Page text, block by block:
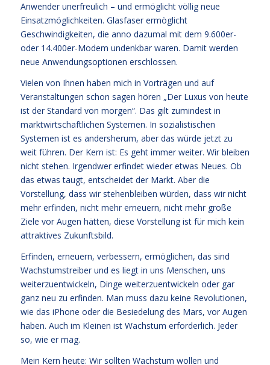
Anwender unerfreulich – und ermöglicht völlig neue
Einsatzmöglichkeiten. Glasfaser ermöglicht
Geschwindigkeiten, die anno dazumal mit dem 9.600er-
oder 14.400er-Modem undenkbar waren. Damit werden
neue Anwendungsoptionen erschlossen.
Vielen von Ihnen haben mich in Vorträgen und auf
Veranstaltungen schon sagen hören „Der Luxus von heute
ist der Standard von morgen“. Das gilt zumindest in
marktwirtschaftlichen Systemen. In sozialistischen
Systemen ist es andersherum, aber das würde jetzt zu
weit führen. Der Kern ist: Es geht immer weiter. Wir bleiben
nicht stehen. Irgendwer erfindet wieder etwas Neues. Ob
das etwas taugt, entscheidet der Markt. Aber die
Vorstellung, dass wir stehenbleiben würden, dass wir nicht
mehr erfinden, nicht mehr erneuern, nicht mehr große
Ziele vor Augen hätten, diese Vorstellung ist für mich kein
attraktives Zukunftsbild.
Erfinden, erneuern, verbessern, ermöglichen, das sind
Wachstumstreiber und es liegt in uns Menschen, uns
weiterzuentwickeln, Dinge weiterzuentwickeln oder gar
ganz neu zu erfinden. Man muss dazu keine Revolutionen,
wie das iPhone oder die Besiedelung des Mars, vor Augen
haben. Auch im Kleinen ist Wachstum erforderlich. Jeder
so, wie er mag.
Mein Kern heute: Wir sollten Wachstum wollen und